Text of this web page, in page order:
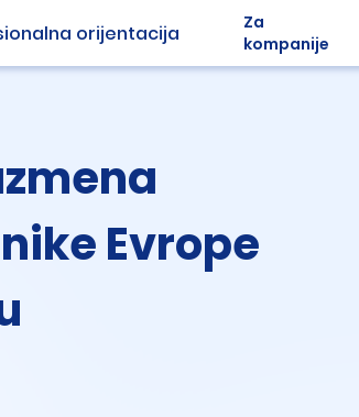
orijentacija
Za
kompanije
Evrope